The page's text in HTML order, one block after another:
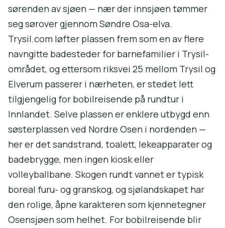
sørenden av sjøen — nær der innsjøen tømmer
seg sørover gjennom Søndre Osa-elva.
Trysil.com løfter plassen frem som en av flere
navngitte badesteder for barnefamilier i Trysil-
området, og ettersom riksvei 25 mellom Trysil og
Elverum passerer i nærheten, er stedet lett
tilgjengelig for bobilreisende på rundtur i
Innlandet. Selve plassen er enklere utbygd enn
søsterplassen ved Nordre Osen i nordenden —
her er det sandstrand, toalett, lekeapparater og
badebrygge, men ingen kiosk eller
volleyballbane. Skogen rundt vannet er typisk
boreal furu- og granskog, og sjølandskapet har
den rolige, åpne karakteren som kjennetegner
Osensjøen som helhet. For bobilreisende blir